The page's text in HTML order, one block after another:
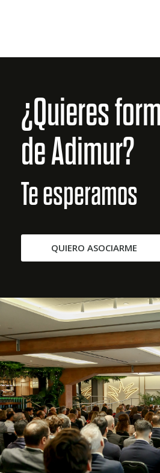
¿Quieres
de Adimur?
Te esperamos
QUIERO ASOCIARME